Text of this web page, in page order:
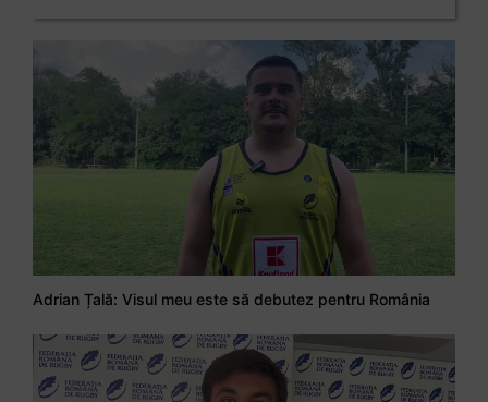
Adrian Țală: Visul meu este să debutez pentru România